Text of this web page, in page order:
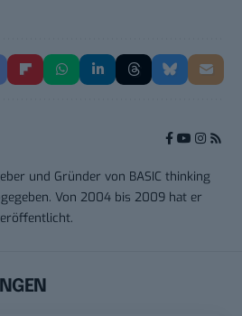
und Gründer von BASIC thinking
Von 2004 bis 2009 hat er